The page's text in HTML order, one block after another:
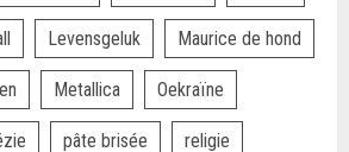
Levensgeluk Maurice de hond
Metallica Oekraïne
pâte brisée religie